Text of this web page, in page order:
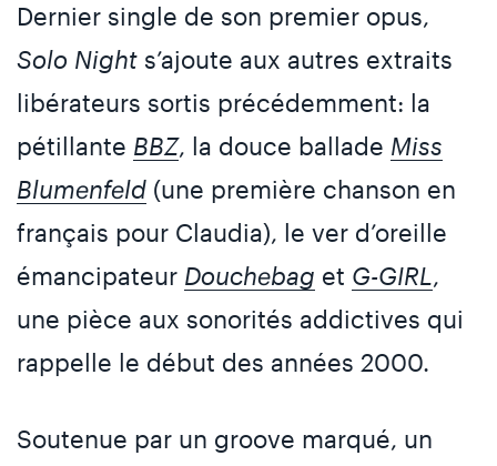
Dernier single de son premier opus,
Solo Night s’ajoute aux autres extraits
libérateurs sortis précédemment: la
pétillante BBZ, la douce ballade Miss
Blumenfeld (une première chanson en
français pour Claudia), le ver d’oreille
émancipateur Douchebag et G-GIRL ,
une pièce aux sonorités addictives qui
rappelle le début des années 2000.
Soutenue par un groove marqué, un